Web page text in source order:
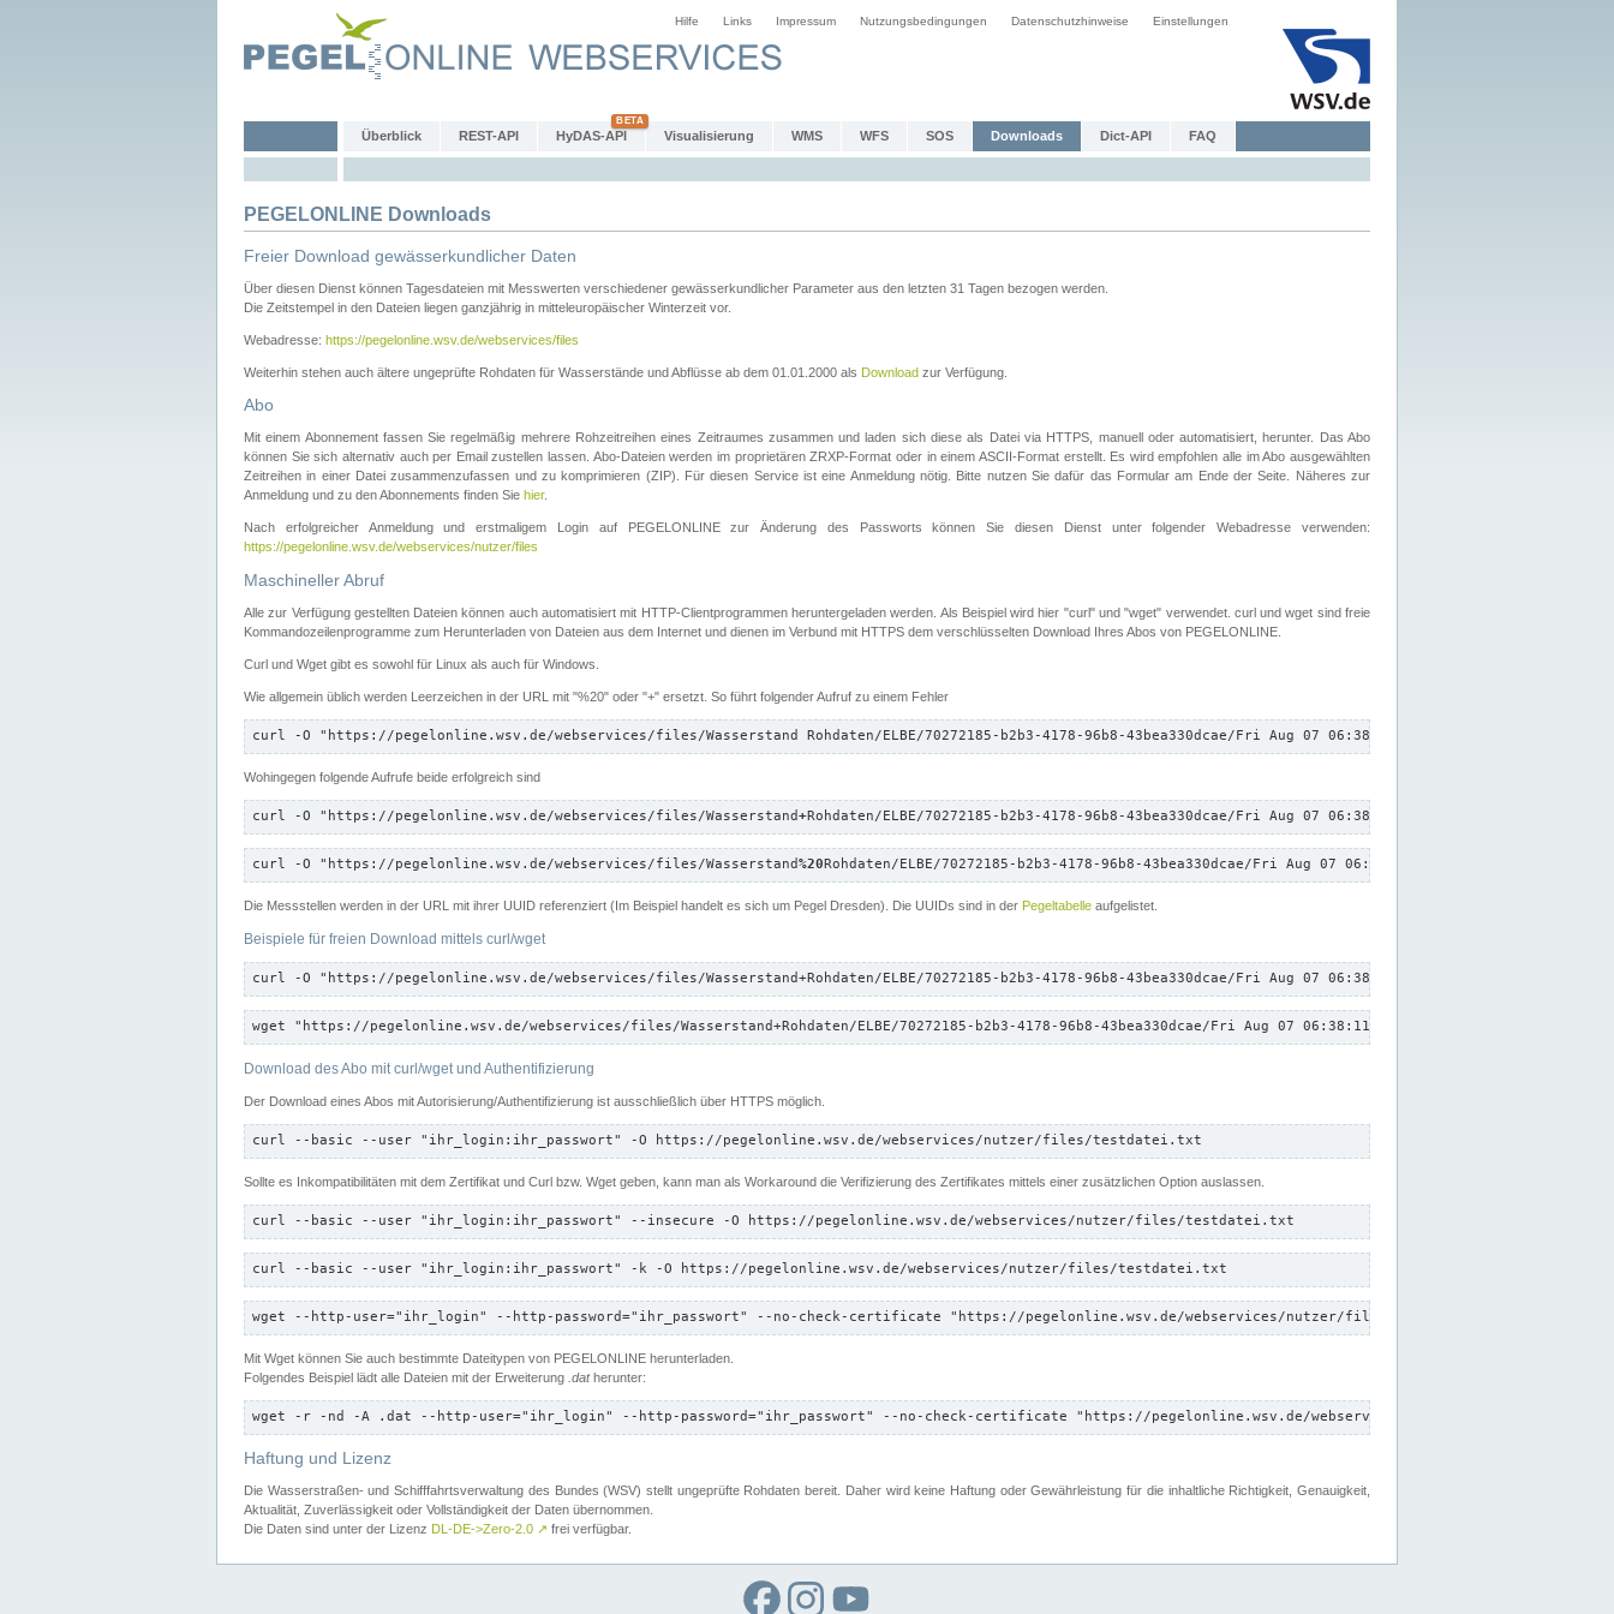
Hilfe Links Impressum Nutzungsbedingungen Datenschutzhinweise Einstellungen
Überblick REST-API HyDAS-API Visualisierung WMS WFS SOS Downloads Dict-API FAQ
PEGELONLINE Downloads
Freier Download gewässerkundlicher Daten
Über diesen Dienst können Tagesdateien mit Messwerten verschiedener gewässerkundlicher Parameter aus den letzten 31 Tagen bezogen werden.
Die Zeitstempel in den Dateien liegen ganzjährig in mitteleuropäischer Winterzeit vor.
Webadresse: https://pegelonline.wsv.de/webservices/files
Weiterhin stehen auch ältere ungeprüfte Rohdaten für Wasserstände und Abflüsse ab dem 01.01.2000 als Download zur Verfügung.
Abo
Mit einem Abonnement fassen Sie regelmäßig mehrere Rohzeitreihen eines Zeitraumes zusammen und laden sich diese als Datei via HTTPS, manuell oder automatisiert, herunter. Das Abo
können Sie sich alternativ auch per Email zustellen lassen. Abo-Dateien werden im proprietären ZRXP-Format oder in einem ASCII-Format erstellt. Es wird empfohlen alle im Abo ausgewählten
Zeitreihen in einer Datei zusammenzufassen und zu komprimieren (ZIP). Für diesen Service ist eine Anmeldung nötig. Bitte nutzen Sie dafür das Formular am Ende der Seite. Näheres zur
Anmeldung und zu den Abonnements finden Sie hier.
Nach erfolgreicher Anmeldung und erstmaligem Login auf PEGELONLINE zur Änderung des Passworts können Sie diesen Dienst unter folgender Webadresse verwenden:
https://pegelonline.wsv.de/webservices/nutzer/files
Maschineller Abruf
Alle zur Verfügung gestellten Dateien können auch automatisiert mit HTTP-Clientprogrammen heruntergeladen werden. Als Beispiel wird hier "curl" und "wget" verwendet. curl und wget sind freie
Kommandozeilenprogramme zum Herunterladen von Dateien aus dem Internet und dienen im Verbund mit HTTPS dem verschlüsselten Download Ihres Abos von PEGELONLINE.
Curl und Wget gibt es sowohl für Linux als auch für Windows.
Wie allgemein üblich werden Leerzeichen in der URL mit "%20" oder "+" ersetzt. So führt folgender Aufruf zu einem Fehler
curl -O "https://pegelonline.wsv.de/webservices/files/Wasserstand Rohdaten/ELBE/70272185-b2b3-4178-96b8-43bea330dcae/Fri Aug 07 06:38:11 CEST 2026/down.txt"
Wohingegen folgende Aufrufe beide erfolgreich sind
curl -O "https://pegelonline.wsv.de/webservices/files/Wasserstand+Rohdaten/ELBE/70272185-b2b3-4178-96b8-43bea330dcae/Fri Aug 07 06:38:11 CEST 2026/down.txt"
curl -O "https://pegelonline.wsv.de/webservices/files/Wasserstand%20Rohdaten/ELBE/70272185-b2b3-4178-96b8-43bea330dcae/Fri Aug 07 06:38:11 CEST 2026/down.txt"
Die Messstellen werden in der URL mit ihrer UUID referenziert (Im Beispiel handelt es sich um Pegel Dresden). Die UUIDs sind in der Pegeltabelle aufgelistet.
Beispiele für freien Download mittels curl/wget
curl -O "https://pegelonline.wsv.de/webservices/files/Wasserstand+Rohdaten/ELBE/70272185-b2b3-4178-96b8-43bea330dcae/Fri Aug 07 06:38:11 CEST 2026/down.txt"
wget "https://pegelonline.wsv.de/webservices/files/Wasserstand+Rohdaten/ELBE/70272185-b2b3-4178-96b8-43bea330dcae/Fri Aug 07 06:38:11 CEST 2026/down.txt"
Download des Abo mit curl/wget und Authentifizierung
Der Download eines Abos mit Autorisierung/Authentifizierung ist ausschließlich über HTTPS möglich.
curl --basic --user "ihr_login:ihr_passwort" -O https://pegelonline.wsv.de/webservices/nutzer/files/testdatei.txt
Sollte es Inkompatibilitäten mit dem Zertifikat und Curl bzw. Wget geben, kann man als Workaround die Verifizierung des Zertifikates mittels einer zusätzlichen Option auslassen.
curl --basic --user "ihr_login:ihr_passwort" --insecure -O https://pegelonline.wsv.de/webservices/nutzer/files/testdatei.txt
curl --basic --user "ihr_login:ihr_passwort" -k -O https://pegelonline.wsv.de/webservices/nutzer/files/testdatei.txt
wget --http-user="ihr_login" --http-password="ihr_passwort" --no-check-certificate "https://pegelonline.wsv.de/webservices/nutzer/files/testdatei.txt"
Mit Wget können Sie auch bestimmte Dateitypen von PEGELONLINE herunterladen.
Folgendes Beispiel lädt alle Dateien mit der Erweiterung .datherunter:
wget -r -nd -A .dat --http-user="ihr_login" --http-password="ihr_passwort" --no-check-certificate "https://pegelonline.wsv.de/webservices/nutzer/files"
Haftung und Lizenz
Die Wasserstraßen- und Schifffahrtsverwaltung des Bundes (WSV) stellt ungeprüfte Rohdaten bereit. Daher wird keine Haftung oder Gewährleistung für die inhaltliche Richtigkeit, Genauigkeit,
Aktualität, Zuverlässigkeit oder Vollständigkeit der Daten übernommen.
Die Daten sind unter der Lizenz DL-DE->Zero-2.0 ↗ frei verfügbar.